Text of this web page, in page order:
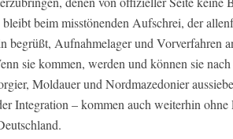
beim misstönenden Aufschrei, der
begrüßt, Aufnahmelager und Vorverfahren
sie kommen, werden und können sie
Moldauer und Nordmazedonier
Integration – kommen auch weiterhin ohne